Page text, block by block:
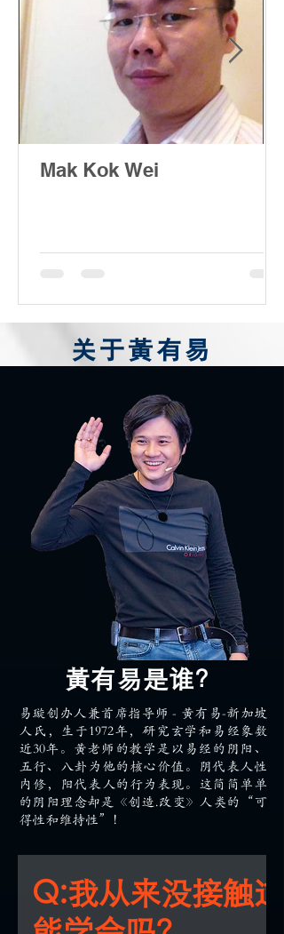
Mak Kok Wei
关于黃有易
黃有易是谁？
易璇创办人兼首席指导师 - 黃有易-新加坡
人氏，生于1972年，研究玄学和易经象数
近30年。黃老师的教学是以易经的阴阳、
五行、八卦为他的核心价值。阴代表人性
内修，阳代表人的行为表现。这简简单单
的阴阳理念却是《创造.改变》人类的“可
得性和维持性”！
Q:我从来没接触过